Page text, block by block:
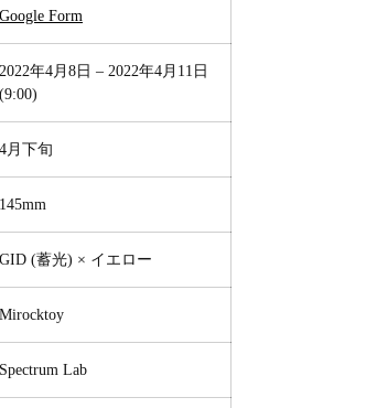
Google Form
2022年4月8日 – 2022年4月11日
(9:00)
4月下旬
145mm
GID (蓄光) × イエロー
Mirocktoy
Spectrum Lab